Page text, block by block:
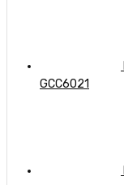
GCC6021